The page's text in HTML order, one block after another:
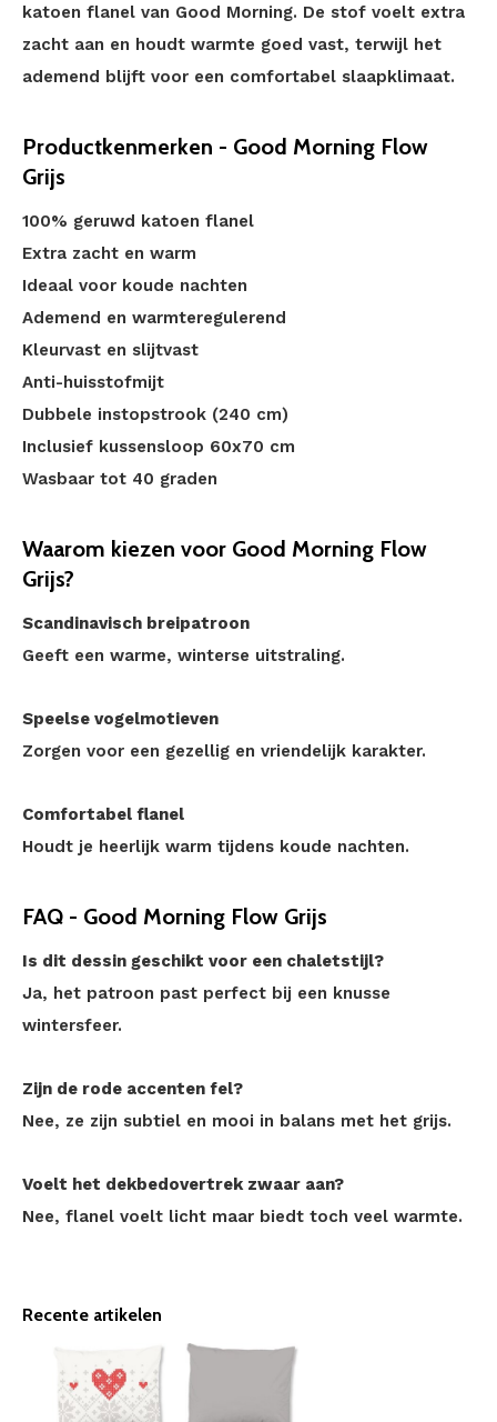
katoen flanel van Good Morning. De stof voelt extra
zacht aan en houdt warmte goed vast, terwijl het
ademend blijft voor een comfortabel slaapklimaat.
Productkenmerken - Good Morning Flow
Grijs
100% geruwd katoen flanel
Extra zacht en warm
Ideaal voor koude nachten
Ademend en warmteregulerend
Kleurvast en slijtvast
Anti-huisstofmijt
Dubbele instopstrook (240 cm)
Inclusief kussensloop 60x70 cm
Wasbaar tot 40 graden
Waarom kiezen voor Good Morning Flow
Grijs?
Scandinavisch breipatroon
Geeft een warme, winterse uitstraling.
Speelse vogelmotieven
Zorgen voor een gezellig en vriendelijk karakter.
Comfortabel flanel
Houdt je heerlijk warm tijdens koude nachten.
FAQ - Good Morning Flow Grijs
Is dit dessin geschikt voor een chaletstijl?
Ja, het patroon past perfect bij een knusse
wintersfeer.
Zijn de rode accenten fel?
Nee, ze zijn subtiel en mooi in balans met het grijs.
Voelt het dekbedovertrek zwaar aan?
Nee, flanel voelt licht maar biedt toch veel warmte.
Recente artikelen